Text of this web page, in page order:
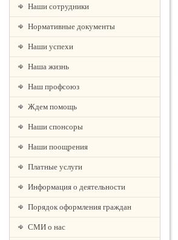
Наши сотрудники
Нормативные документы
Наши успехи
Наша жизнь
Наш профсоюз
Ждем помощь
Наши спонсоры
Наши поощрения
Платные услуги
Информация о деятельности
Порядок оформления граждан
СМИ о нас